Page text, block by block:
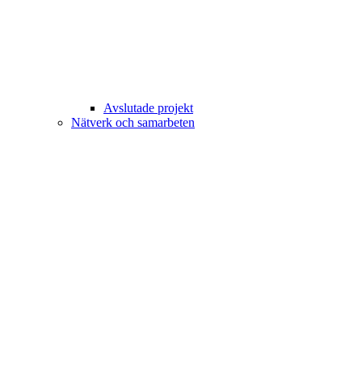
Avslutade projekt
Nätverk och samarbeten